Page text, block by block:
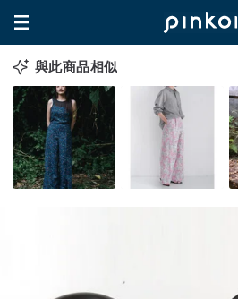
與此商品相似